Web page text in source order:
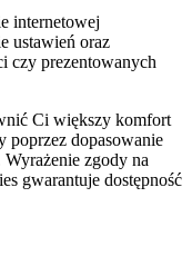
internetowej
ustawień oraz
czy prezentowanych
Ci większy komfort
poprzez dopasowanie
zgody na
gwarantuje dostępność